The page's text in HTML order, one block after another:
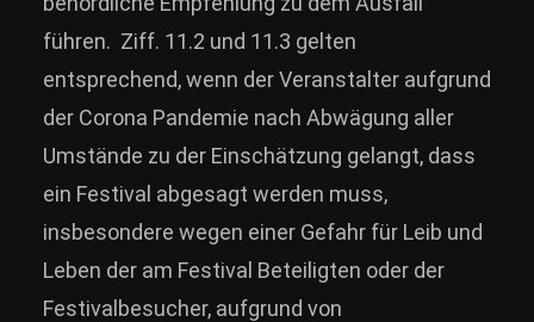
führen. Ziff. 11.2 und 11.3 gelten
entsprechend, wenn der Veranstalter aufgrund
der Corona Pandemie nach Abwägung aller
Umstände zu der Einschätzung gelangt, dass
ein Festival abgesagt werden muss,
insbesondere wegen einer Gefahr für Leib und
Leben der am Festival Beteiligten oder der
Festivalbesucher, aufgrund von